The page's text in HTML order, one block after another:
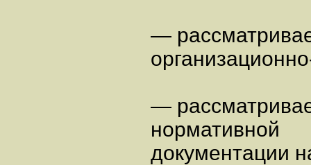
—
—
нормативной
документации